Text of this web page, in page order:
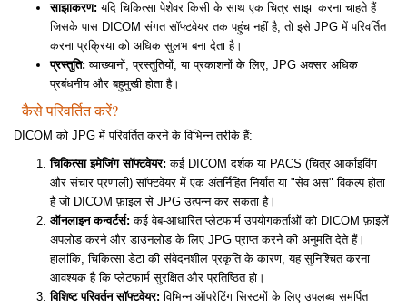
साझाकरण: यदि चिकित्सा पेशेवर किसी के साथ एक चित्र साझा करना चाहते हैं
जिसके पास DICOM संगत सॉफ्टवेयर तक पहुंच नहीं है, तो इसे JPG में परिवर्तित
करना प्रक्रिया को अधिक सुलभ बना देता है।
प्रस्तुति: व्याख्यानों, प्रस्तुतियों, या प्रकाशनों के लिए, JPG अक्सर अधिक
प्रबंधनीय और बहुमुखी होता है।
कैसे परिवर्तित करें?
DICOM को JPG में परिवर्तित करने के विभिन्न तरीके हैं:
चिकित्सा इमेजिंग सॉफ्टवेयर: कई DICOM दर्शक या PACS (चित्र आर्काइविंग
और संचार प्रणाली) सॉफ्टवेयर में एक अंतर्निहित निर्यात या "सेव अस" विकल्प होता
है जो DICOM फ़ाइल से JPG उत्पन्न कर सकता है।
ऑनलाइन कन्वर्टर्स: कई वेब-आधारित प्लेटफार्म उपयोगकर्ताओं को DICOM फ़ाइलें
अपलोड करने और डाउनलोड के लिए JPG प्राप्त करने की अनुमति देते हैं।
हालांकि, चिकित्सा डेटा की संवेदनशील प्रकृति के कारण, यह सुनिश्चित करना
आवश्यक है कि प्लेटफार्म सुरक्षित और प्रतिष्ठित हो।
विशिष्ट परिवर्तन सॉफ्टवेयर: विभिन्न ऑपरेटिंग सिस्टमों के लिए उपलब्ध समर्पित